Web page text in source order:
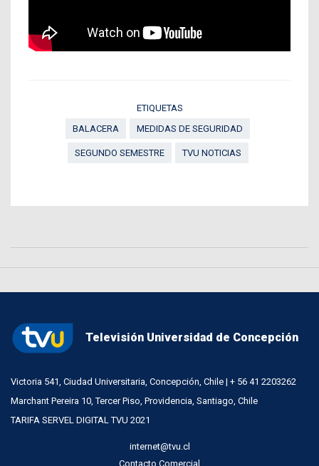
ETIQUETAS
BALACERA
MEDIDAS DE SEGURIDAD
SEGUNDO SEMESTRE TVU NOTICIAS
Televisión Universidad de Concepción
Victoria 541, Ciudad Universitaria, Concepción, Chile | + 56 41 2203262
Marchant Pereira 10, Tercer Piso, Providencia, Santiago, Chile
TARIFA SERVEL DIGITAL TVU 2021
internet@tvu.cl
Contacto Comercial